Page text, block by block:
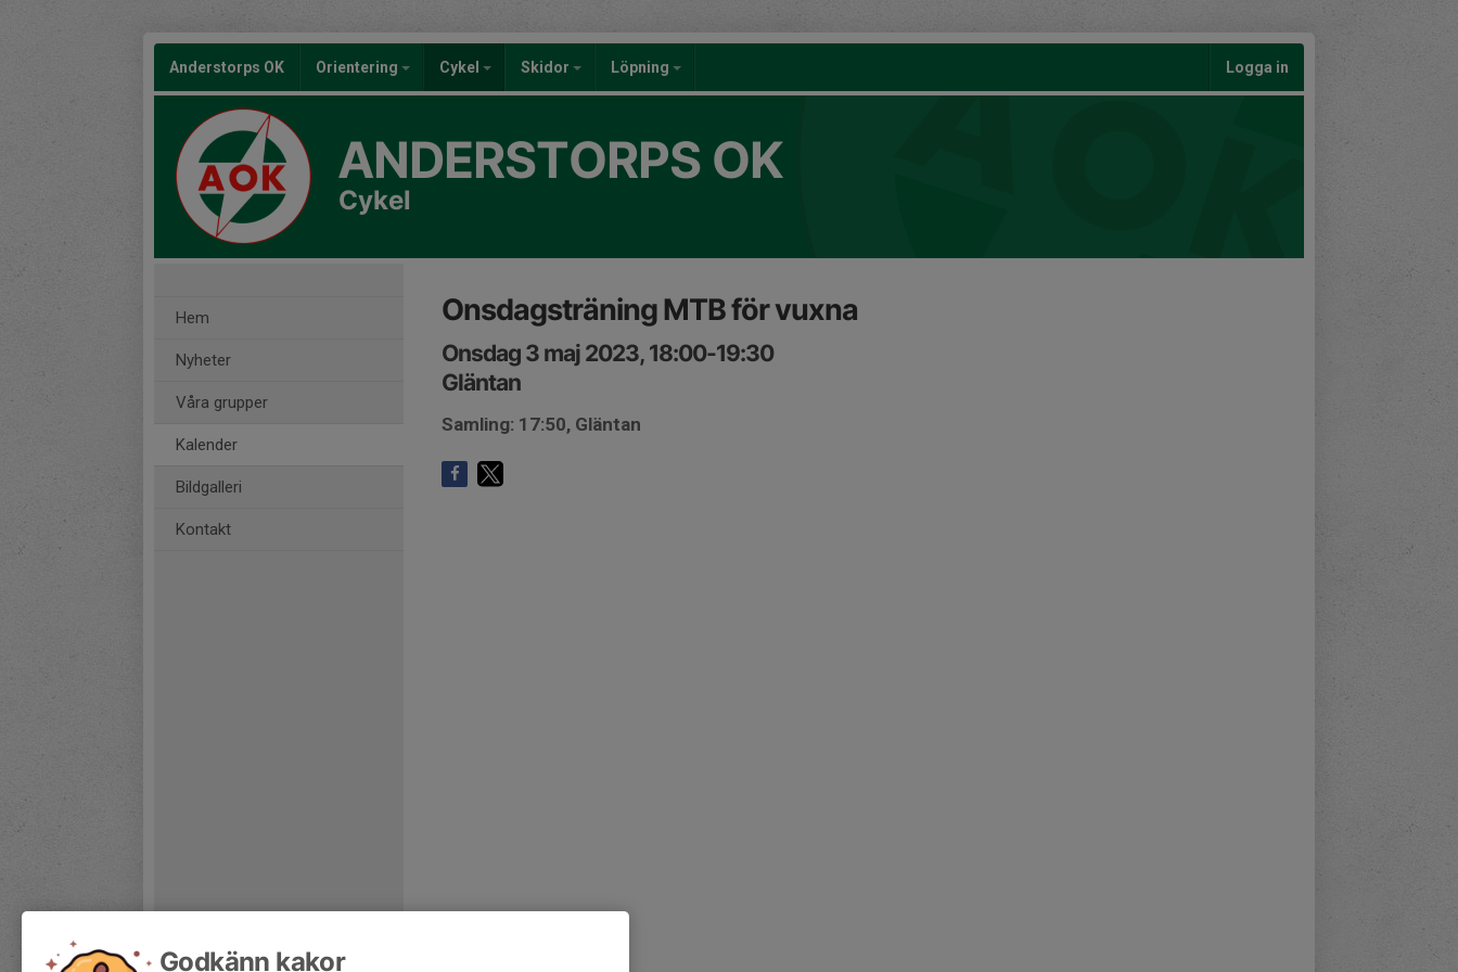
Anderstorps OK Orientering Cykel Skidor Löpning Logga in
ANDERSTORPS OK
Cykel
Hem
Nyheter
Våra grupper
Kalender
Bildgalleri
Kontakt
Onsdagsträning MTB för vuxna
Onsdag 3 maj 2023, 18:00-19:30
Gläntan
Samling: 17:50, Gläntan
Godkänn kakor